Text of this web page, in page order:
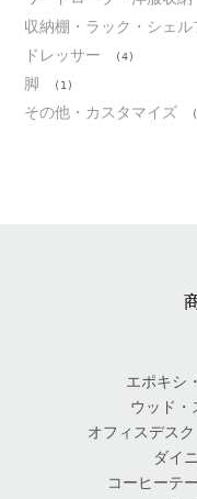
収納棚・ラック・シェル
ドレッサー (4)
脚 (1)
その他・カスタマイズ
エポキシ
ウッド・
オフィスデス
ダイ
コーヒーテ